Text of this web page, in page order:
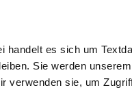
handelt es sich um
Sie werden
verwenden sie, um